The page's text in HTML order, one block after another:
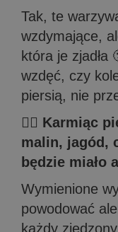
Tak, te
wzdymające,
która je zjadła
wzdęć, czy
piersią, nie
🤦‍♀️ Karmiąc
malin, jagód,
będzie miało
Wymienione
powodować
każdy